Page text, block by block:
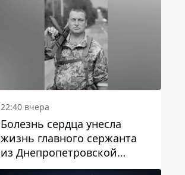
22:40 вчера
Болезнь сердца унесла
жизнь главного сержанта
из Днепропетровской
области Юрия Свистуна